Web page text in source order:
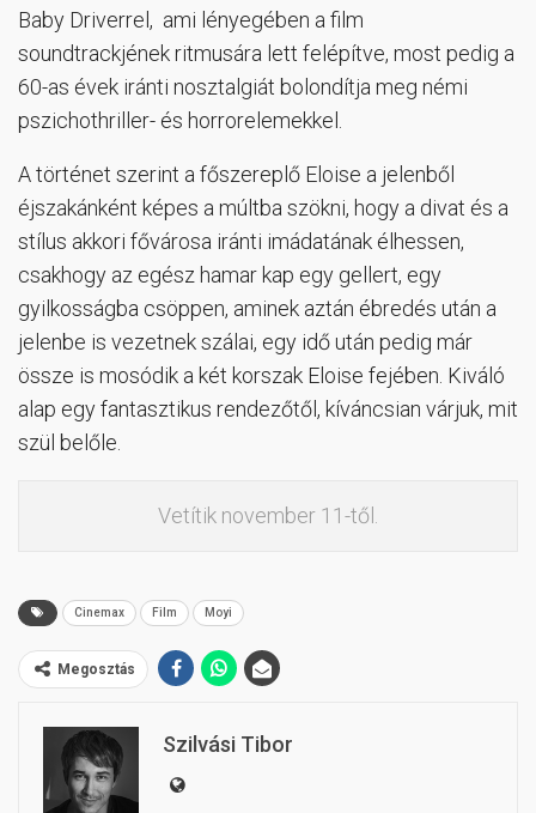
Baby Driverrel, ami lényegében a film
soundtrackjének ritmusára lett felépítve, most pedig a
60-as évek iránti nosztalgiát bolondítja meg némi
pszichothriller- és horrorelemekkel.
A történet szerint a főszereplő Eloise a jelenből
éjszakánként képes a múltba szökni, hogy a divat és a
stílus akkori fővárosa iránti imádatának élhessen,
csakhogy az egész hamar kap egy gellert, egy
gyilkosságba csöppen, aminek aztán ébredés után a
jelenbe is vezetnek szálai, egy idő után pedig már
össze is mosódik a két korszak Eloise fejében. Kiváló
alap egy fantasztikus rendezőtől, kíváncsian várjuk, mit
szül belőle.
Vetítik november 11-től.
Cinemax Film Moyi
Megosztás
Szilvási Tibor